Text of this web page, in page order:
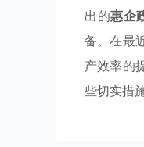
出的惠企
备。在最
产效率的
些切实措